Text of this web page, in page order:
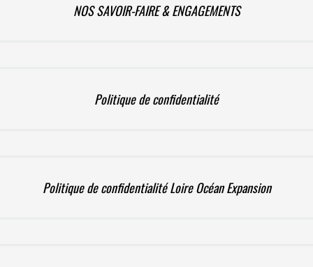
NOS SAVOIR-FAIRE & ENGAGEMENTS
Politique de confidentialité
Politique de confidentialité Loire Océan Expansion